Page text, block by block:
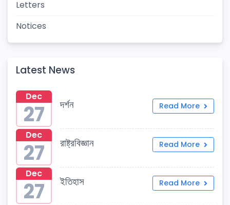
Letters
Notices
Latest News
Dec
27 দর্শন Read More
Dec
27 রাষ্ট্রবিজ্ঞান Read More
Dec
27 ইতিহাস Read More